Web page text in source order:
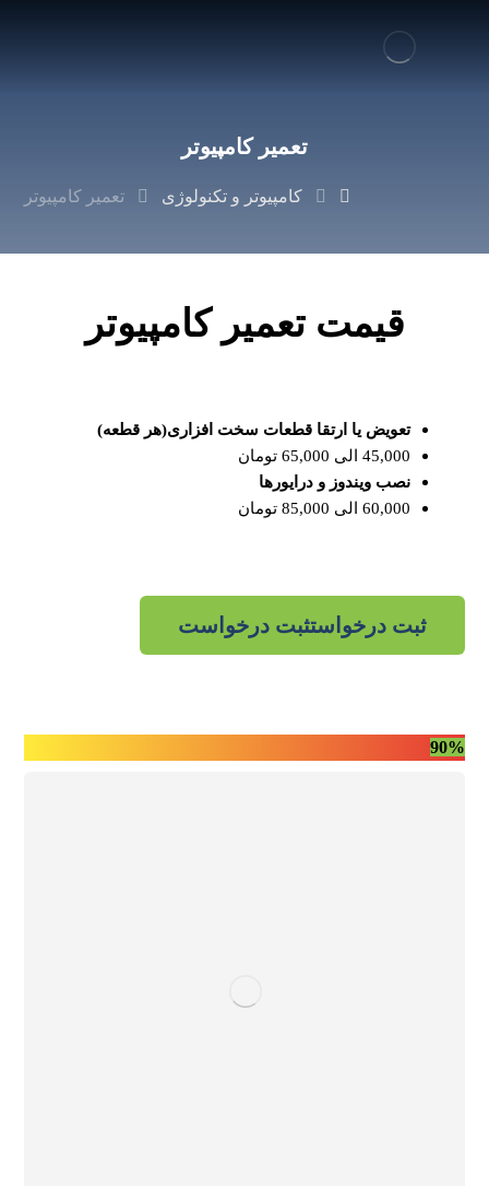
تعمیر کامپیوتر
کامپیوتر و تکنولوژی تعمیر کامپیوتر
قیمت تعمیر کامپیوتر
تعویض یا ارتقا قطعات سخت افزاری(هر قطعه)
45,000 الی 65,000 تومان
نصب ویندوز و درایورها
60,000 الی 85,000 تومان
ثبت درخواستثبت درخواست
90%